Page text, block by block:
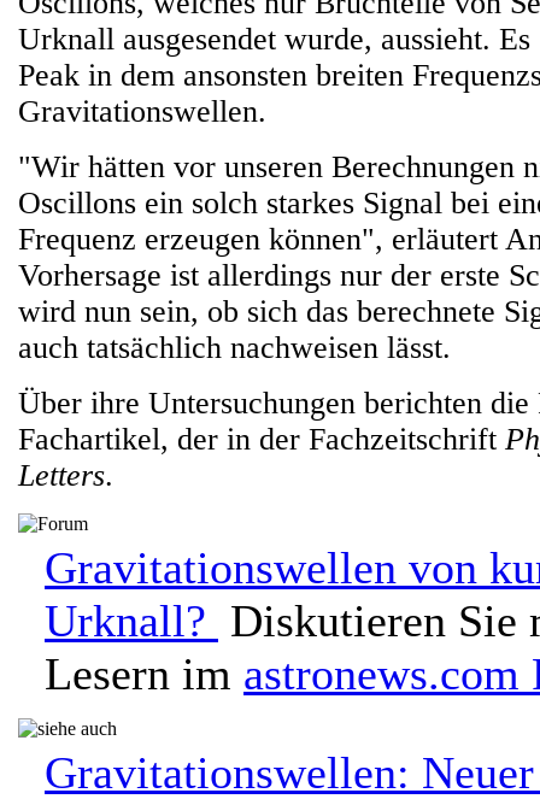
Urknall ausgesendet wurde, aussieht.
Peak in dem ansonsten breiten
Gravitationswellen.
"Wir hätten vor unseren Berechnungen
Oscillons ein solch starkes Signal bei
Frequenz erzeugen können", erläutert
Vorhersage ist allerdings nur der erste
wird nun sein, ob sich das berechnete
auch tatsächlich nachweisen lässt.
Über ihre Untersuchungen berichten
Fachartikel, der in der Fachzeitschrift
Letters.
Gravitationswellen von
Urknall? Diskutieren Sie
Lesern im astronews.com
Gravitationswellen: